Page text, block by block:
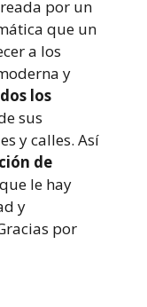
por un
que un
a los
y
los
sus
y calles. Así
de
le hay
y
por